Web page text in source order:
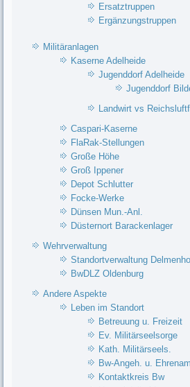
Ersatztruppen
Ergänzungstruppen
Militäranlagen
Kaserne Adelheide
Jugenddorf Adelheide
Jugenddorf
Landwirt vs
Caspari-Kaserne
FlaRak-Stellungen
Große Höhe
Groß Ippener
Depot Schlutter
Focke-Werke
Dünsen Mun.-Anl.
Düsternort Barackenlager
Wehrverwaltung
Standortverwaltung
BwDLZ Oldenburg
Andere Aspekte
Leben im Standort
Betreuung u. Freizeit
Ev. Militärseelsorge
Kath. Militärseels.
Bw-Angeh. u.
Kontaktkreis Bw